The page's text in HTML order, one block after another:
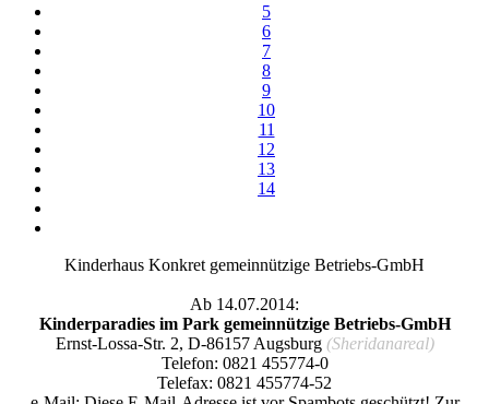
5
6
7
8
9
10
11
12
13
14
Kinderhaus Konkret gemeinnützige Betriebs-GmbH
Ab 14.07.2014:
Kinderparadies im Park gemeinnützige Betriebs-GmbH
Ernst-Lossa-Str. 2, D-86157 Augsburg(Sheridanareal)
Telefon: 0821 455774-0
Telefax: 0821 455774-52